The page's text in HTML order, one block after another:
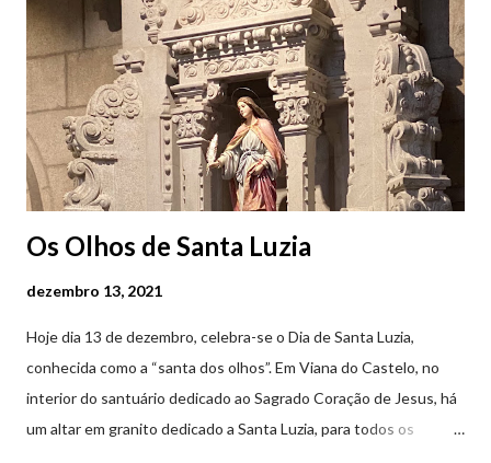
Os Olhos de Santa Luzia
dezembro 13, 2021
Hoje dia 13 de dezembro, celebra-se o Dia de Santa Luzia,
conhecida como a “santa dos olhos”. Em Viana do Castelo, no
interior do santuário dedicado ao Sagrado Coração de Jesus, há
um altar em granito dedicado a Santa Luzia, para todos os